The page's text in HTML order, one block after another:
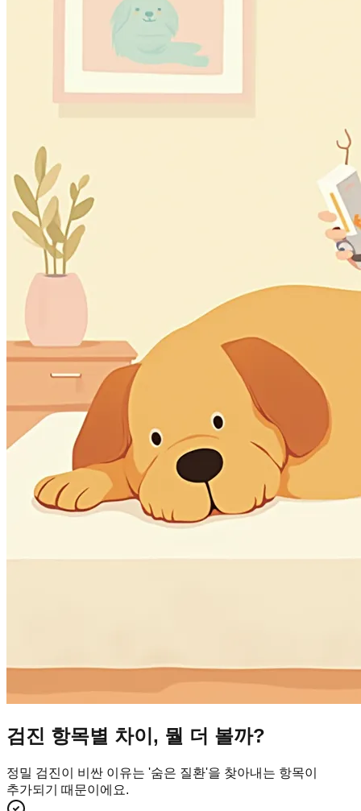
검진 항목별 차이, 뭘 더 볼까?
정밀 검진이 비싼 이유는 '숨은 질환'을 찾아내는 항목이
추가되기 때문이에요.